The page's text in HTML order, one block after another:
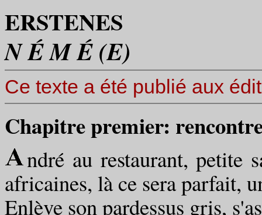
ERSTENES
N É M É (E)
Ce texte a été publié aux
Chapitre premier:
ndré au restaurant, petite
africaines, là ce sera parfait,
Enlève son pardessus gris,